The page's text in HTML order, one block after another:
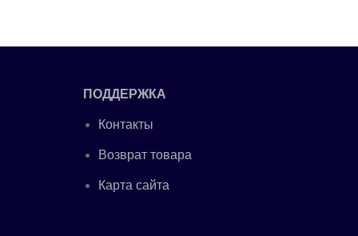
ПОДДЕРЖКА
Контакты
Возврат товара
Карта сайта